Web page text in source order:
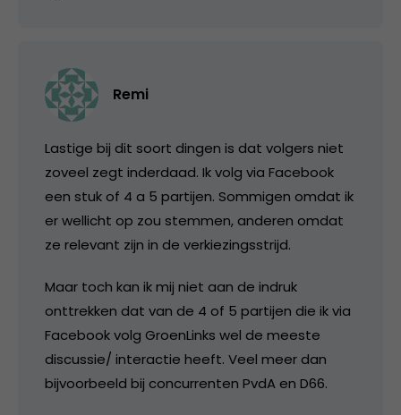
Remi
Lastige bij dit soort dingen is dat volgers niet
zoveel zegt inderdaad. Ik volg via Facebook
een stuk of 4 a 5 partijen. Sommigen omdat ik
er wellicht op zou stemmen, anderen omdat
ze relevant zijn in de verkiezingsstrijd.
Maar toch kan ik mij niet aan de indruk
onttrekken dat van de 4 of 5 partijen die ik via
Facebook volg GroenLinks wel de meeste
discussie/ interactie heeft. Veel meer dan
bijvoorbeeld bij concurrenten PvdA en D66.